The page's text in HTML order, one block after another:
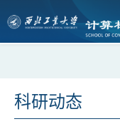
科研动态